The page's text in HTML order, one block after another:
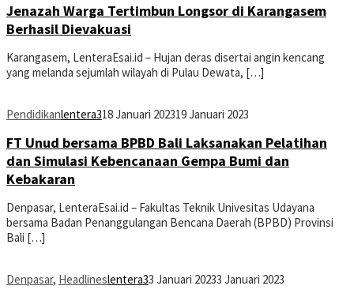
Jenazah Warga Tertimbun Longsor di Karangasem
Berhasil Dievakuasi
Karangasem, LenteraEsai.id – Hujan deras disertai angin kencang
yang melanda sejumlah wilayah di Pulau Dewata, […]
Pendidikanlentera318 Januari 202319 Januari 2023
FT Unud bersama BPBD Bali Laksanakan Pelatihan
dan Simulasi Kebencanaan Gempa Bumi dan
Kebakaran
Denpasar, LenteraEsai.id – Fakultas Teknik Univesitas Udayana
bersama Badan Penanggulangan Bencana Daerah (BPBD) Provinsi
Bali […]
Denpasar, Headlineslentera33 Januari 20233 Januari 2023